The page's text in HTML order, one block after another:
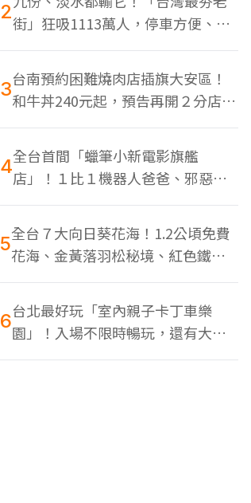
2街」狂吸1113萬人，停車方便、特
色美食多
3台南預約困難燒肉店插旗大安區！
和牛丼240元起，預告再開２分店、
地點曝光
4全台首間「蠟筆小新電影旗艦
店」！１比１機器人爸爸、邪惡正
男，百款周邊買翻
5全台７大向日葵花海！1.2公頃免費
花海、金黃落羽松秘境、紅色鐵橋
同框
6台北最好玩「室內親子卡丁車樂
園」！入場不限時暢玩，還有大螢
幕Switch遊戲區